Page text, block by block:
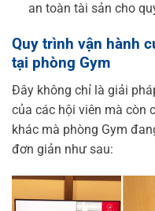
an toàn tài sản cho
Quy trình vận hành
tại phòng Gym
Đây không chỉ là giải
của các hội viên mà còn
khác mà phòng Gym
đơn giản như sau: